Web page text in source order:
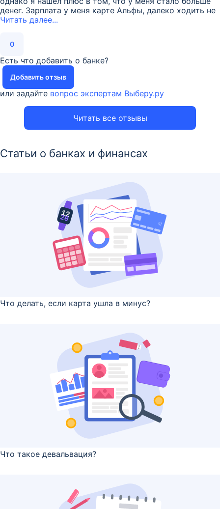
Читать все отзывы
денег. Зарплата у меня карте Альфы, далеко ходить не
Читать далее...
0
Есть что добавить о банке?
Добавить отзыв
или задайте вопрос экспертам Выберу.ру
Статьи о банках и финансах
Что делать, если карта ушла в минус?
Что такое девальвация?